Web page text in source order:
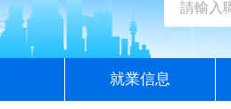
就業信息